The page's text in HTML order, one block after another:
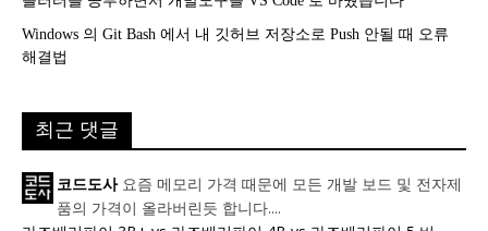
Windows 의 Git Bash 에서 내 깃허브 저장소로 Push 안될 때 오류
해결법
최근 댓글
코드도사 요즘 메모리 가격 때문에 모든 개발 보드 및 전자제
품의 가격이 올라버린듯 합니다....